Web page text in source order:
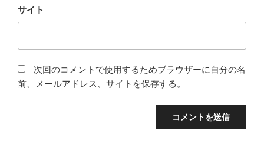
サイト
次回のコメントで使用するためブラウザーに自分の名
前、メールアドレス、サイトを保存する。